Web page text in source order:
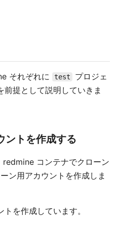
それぞれに test
プロジェ
前提として説明していきま
ントを作成する
コンテナでクローン
ン用アカウントを作成しま
を作成しています。